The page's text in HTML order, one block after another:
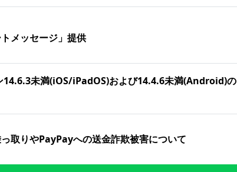
メッセージ」提供
14.6.3未満(iOS/iPadOS)および14.4.6未満(Android)の
取りやPayPayへの送金詐欺被害について